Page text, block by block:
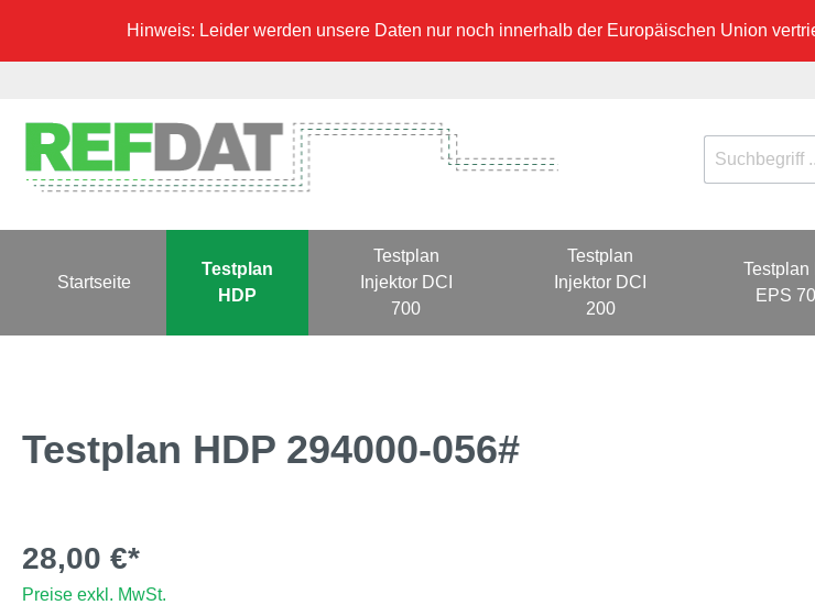
Hinweis: Leider werden unsere Daten nur noch innerhalb der Europäischen Union
Startseite
Testplan
HDP
Testplan
Injektor DCI
700
Testplan
Injektor DCI
200
Testplan
EPS
Testplan HDP 294000-056#
28,00 €*
Preise exkl. MwSt.